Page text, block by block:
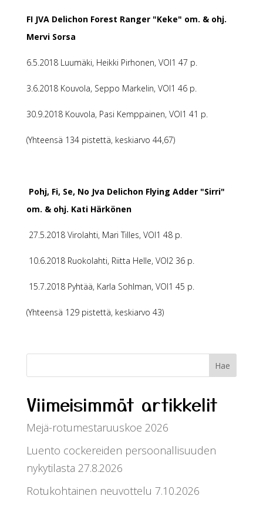
FI JVA Delichon Forest Ranger "Keke" om. & ohj.
Mervi Sorsa
6.5.2018 Luumäki, Heikki Pirhonen, VOI1 47 p.
3.6.2018 Kouvola, Seppo Markelin, VOI1 46 p.
30.9.2018 Kouvola, Pasi Kemppainen, VOI1 41 p.
(Yhteensä 134 pistettä, keskiarvo 44,67)
Pohj, Fi, Se, No Jva Delichon Flying Adder "Sirri"
om. & ohj. Kati Härkönen
27.5.2018 Virolahti, Mari Tilles, VOI1 48 p.
10.6.2018 Ruokolahti, Riitta Helle, VOI2 36 p.
15.7.2018 Pyhtää, Karla Sohlman, VOI1 45 p.
(Yhteensä 129 pistettä, keskiarvo 43)
Viimeisimmät artikkelit
Mejä-rotumestaruuskoe 2026
Luento cockereiden persoonallisuuden
nykytilasta 27.8.2026
Rotukohtainen neuvottelu 7.10.2026